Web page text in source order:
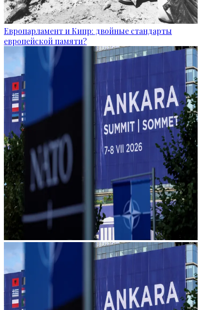
Европарламент и Кипр: двойные стандарты
европейской памяти?